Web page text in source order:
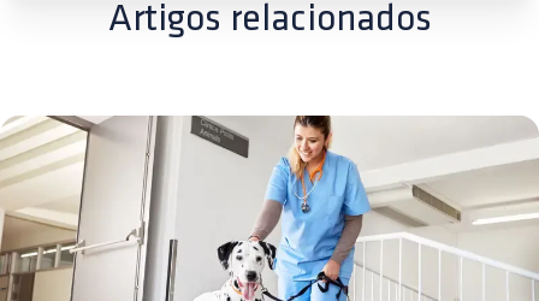
Artigos relacionados